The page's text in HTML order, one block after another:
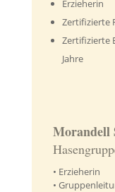
Erzieherin
Zertifizierte
Zertifizierte
Jahre
Morandell
• Erzieherin
•